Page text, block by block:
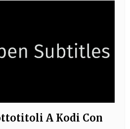
A Kodi Con